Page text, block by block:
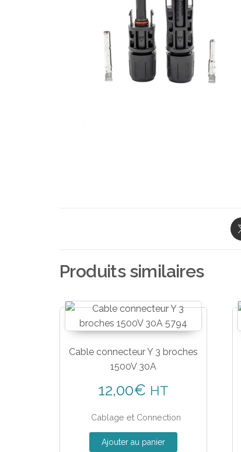
Produits similaires
Cable connecteur Y 3 broches
1500V 30A
12,00€ HT
Cablage et Connection
Ajouter au panier